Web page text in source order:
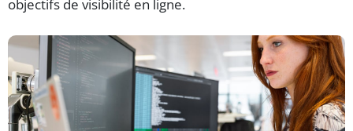
objectifs de visibilité en ligne.